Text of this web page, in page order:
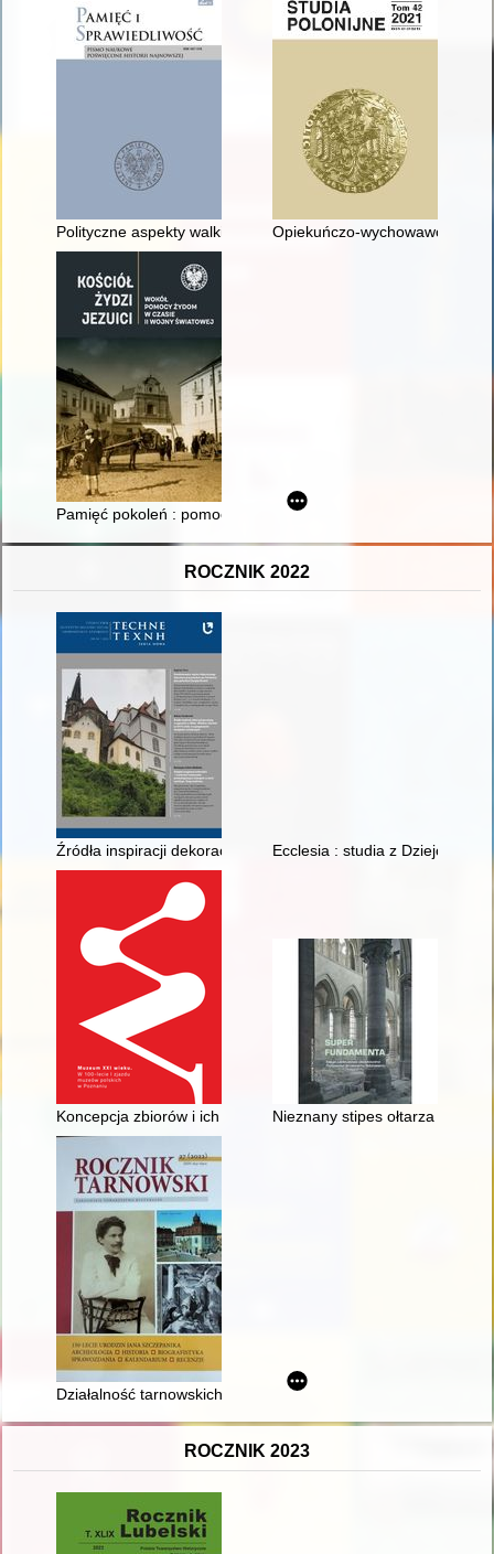
Polityczne aspekty walki o kształt granicy wschodniej II
Opiekuńczo-wychowawczy
Pamięć pokoleń : pomoc Kościoła dla Żydów w Polsce
ROCZNIK 2022
Źródła inspiracji dekoracji porcelany z wytwórni w Miśni,
Ecclesia : studia z Dziejów
Koncepcja zbiorów i ich ekspozycja w Muzeum Wielkopolskim
Nieznany stipes ołtarza z
Działalność tarnowskich składów budowlanych w latach
ROCZNIK 2023